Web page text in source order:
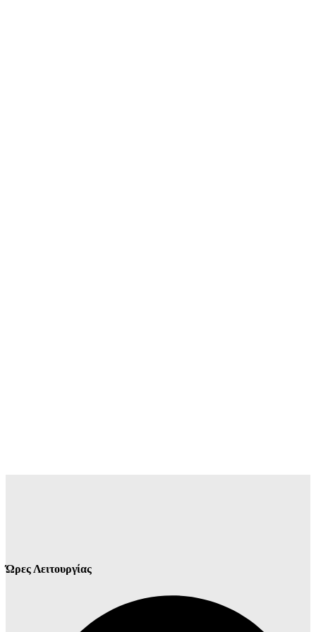
Ώρες Λειτουργίας